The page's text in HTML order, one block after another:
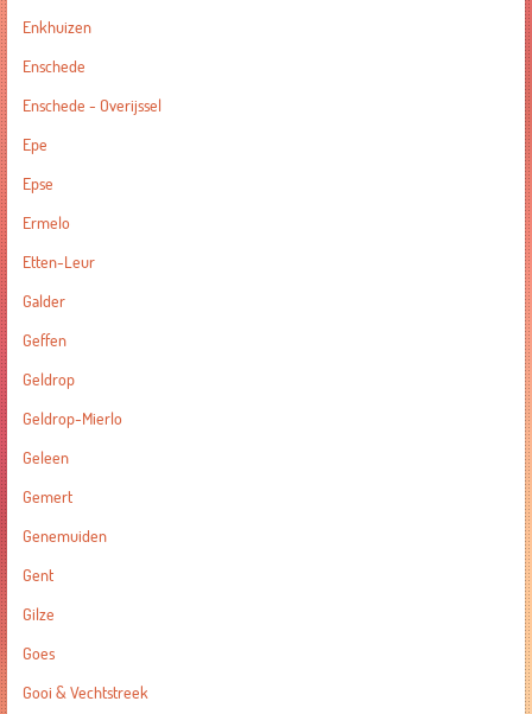
Enkhuizen
Enschede
Enschede - Overijssel
Epe
Epse
Ermelo
Etten-Leur
Galder
Geffen
Geldrop
Geldrop-Mierlo
Geleen
Gemert
Genemuiden
Gent
Gilze
Goes
Gooi & Vechtstreek